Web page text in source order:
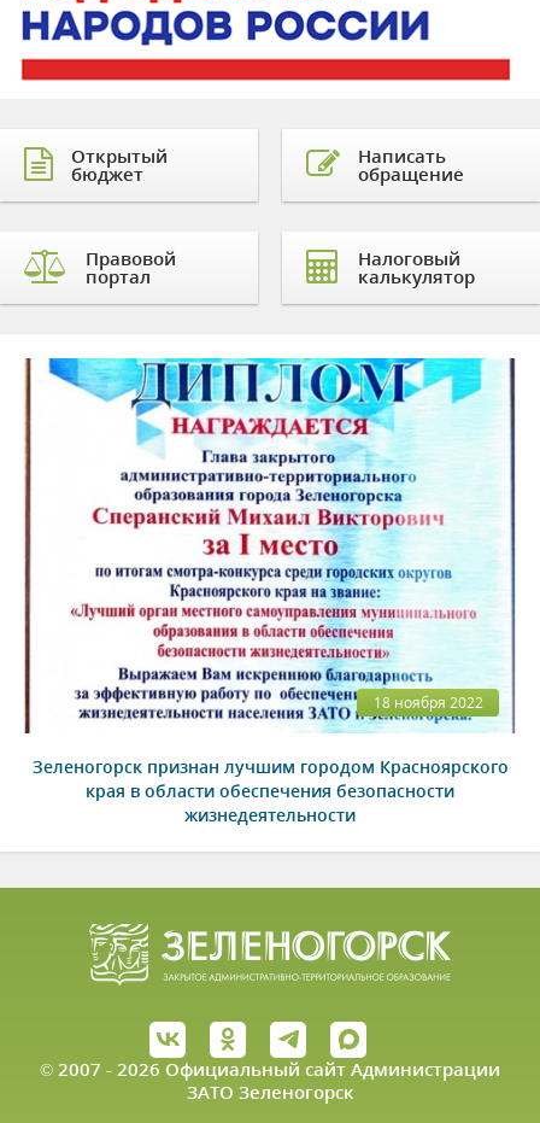
Открытый
бюджет
Правовой
портал
Написать
обращение
Налоговый
калькулятор
18 ноября 2022
Зеленогорск признан лучшим городом Красноярского
края в области обеспечения безопасности
жизнедеятельности
© 2007 - 2026 Официальный сайт Администрации
ЗАТО Зеленогорск